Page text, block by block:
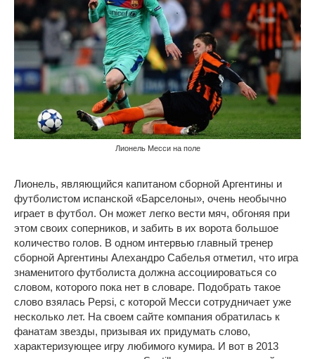
Лионель Месси на поле
Лионель, являющийся капитаном сборной Аргентины и
футболистом испанской «Барселоны», очень необычно
играет в футбол. Он может легко вести мяч, обгоняя при
этом своих соперников, и забить в их ворота большое
количество голов. В одном интервью главный тренер
сборной Аргентины Алехандро Сабелья отметил, что игра
знаменитого футболиста должна ассоциироваться со
словом, которого пока нет в словаре. Подобрать такое
слово взялась Pepsi, с которой Месси сотрудничает уже
несколько лет. На своем сайте компания обратилась к
фанатам звезды, призывая их придумать слово,
характеризующее игру любимого кумира. И вот в 2013